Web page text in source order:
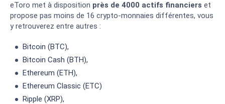
eToro met à disposition près de 4000 actifs financiers et
propose pas moins de 16 crypto-monnaies différentes, vous
y retrouverez entre autres :
Bitcoin (BTC),
Bitcoin Cash (BTH),
Ethereum (ETH),
Ethereum Classic (ETC)
Ripple (XRP),